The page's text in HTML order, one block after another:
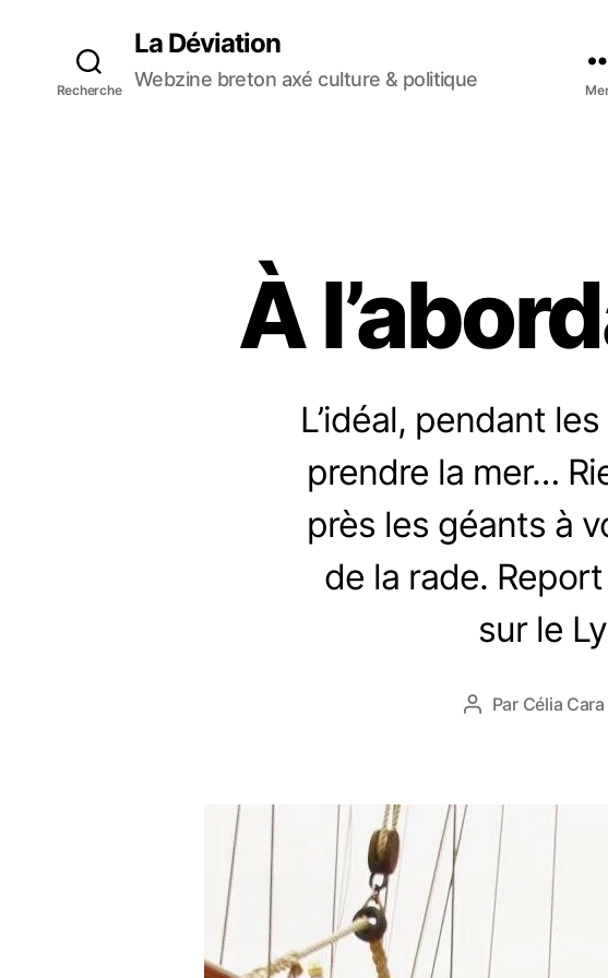
Recherche
La Déviation
Webzine breton axé culture & politique
À
L’idéal, pendant
prendre la mer…
près les géants à
de la rade.
sur le
A Par Célia Cara